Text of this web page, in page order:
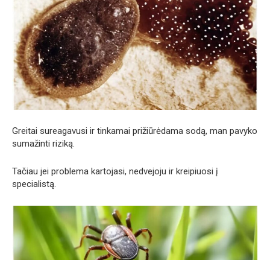
Greitai sureagavusi ir tinkamai prižiūrėdama sodą, man pavyko
sumažinti riziką.
Tačiau jei problema kartojasi, nedvejoju ir kreipiuosi į
specialistą.